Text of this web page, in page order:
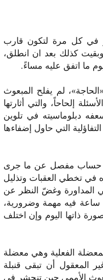
في كل مرة لتكون قارب
كذلك بعد ان انطلق،
ما اتفق عليه مساءً.
لم يفلح المبعوث
إلحاحاً، والتي أثارتها
دبلوماسيته في تلوين
التي حاول إضفاءها
حساب مفصل عن ما جرى
في تخطي العقبات وتذليل
المداورة وغضّ النظر عن
ساعة فيه مهمة وضرورية،
ذاتها اليوم وإن اختلف
الفعلية وهي معضلة
المعقول أن تبقى قنبلة
الأممي حين تنحشر في